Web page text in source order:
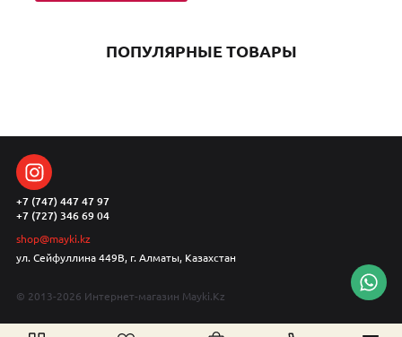
ПОПУЛЯРНЫЕ ТОВАРЫ
+7 (747) 447 47 97
+7 (727) 346 69 04
shop@mayki.kz
ул. Сейфуллина 449В, г. Алматы, Казахстан
© 2013-2026 Интернет-магазин Mayki.Kz